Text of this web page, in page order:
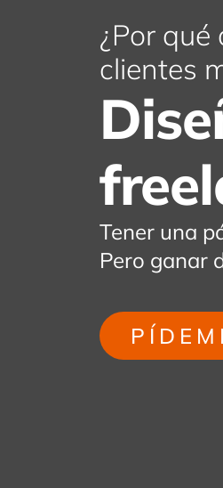
¿Por
clientes
Tener una
Pero ganar